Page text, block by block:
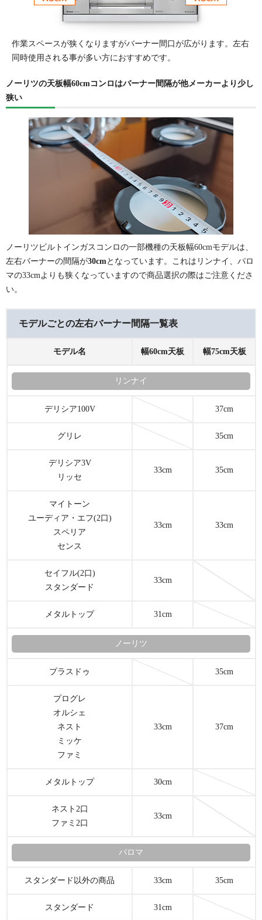
作業スペースが狭くなりますがバーナー間口が広がります。左右
同時使用される事が多い方におすすめです。
ノーリツの天板幅60cmコンロはバーナー間隔が他メーカーより少し
狭い
ノーリツビルトインガスコンロの一部機種の天板幅60cmモデルは、
左右バーナーの間隔が30cmとなっています。これはリンナイ、パロ
マの33cmよりも狭くなっていますので商品選択の際はご注意くださ
い。
モデルごとの左右バーナー間隔一覧表
モデル名 幅60cm天板 幅75cm天板
リンナイ
デリシア100V 37cm
グリレ 35cm
デリシア3V
リッセ
33cm 35cm
マイトーン
ユーディア・エフ(2口)
スペリア
センス
33cm 33cm
セイフル(2口)
スタンダード
33cm
メタルトップ 31cm
ノーリツ
プラスドゥ 35cm
プログレ
オルシェ
ネスト
ミッケ
ファミ
33cm 37cm
メタルトップ 30cm
ネスト2口
ファミ2口
33cm
パロマ
スタンダード以外の商品 33cm 35cm
スタンダード 31cm